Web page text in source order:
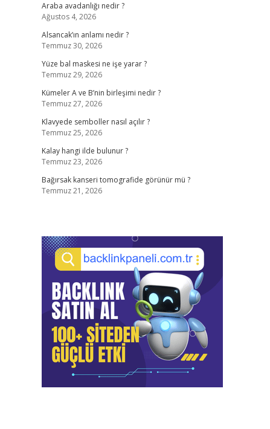
Araba avadanlığı nedir ?
Ağustos 4, 2026
Alsancak’ın anlamı nedir ?
Temmuz 30, 2026
Yüze bal maskesi ne işe yarar ?
Temmuz 29, 2026
Kümeler A ve B’nin birleşimi nedir ?
Temmuz 27, 2026
Klavyede semboller nasıl açılır ?
Temmuz 25, 2026
Kalay hangi ilde bulunur ?
Temmuz 23, 2026
Bağırsak kanseri tomografide görünür mü ?
Temmuz 21, 2026